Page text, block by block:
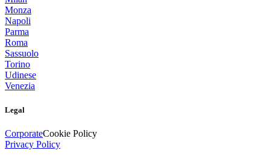
Monza
Napoli
Parma
Roma
Sassuolo
Torino
Udinese
Venezia
Legal
CorporateCookie Policy
Privacy Policy